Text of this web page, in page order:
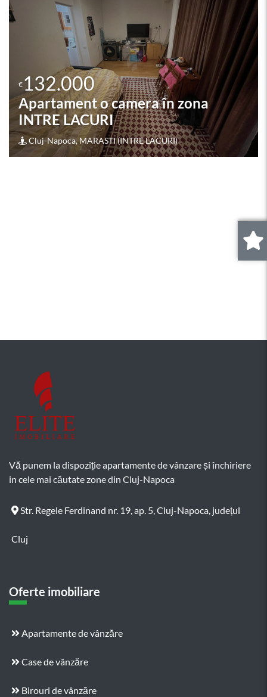
€132.000
Apartament o camera în
IRA
Cluj-Napoca, SOMESENI (POD IRA)
Vă punem la dispoziție apartamente de vânzare și închiriere
in cele mai căutate zone din Cluj-Napoca
Str. Regele Ferdinand nr. 19, ap. 5, Cluj-Napoca, județul
Cluj
Oferte imobiliare
Apartamente de vânzăre
Case de vânzăre
Birouri de vânzăre